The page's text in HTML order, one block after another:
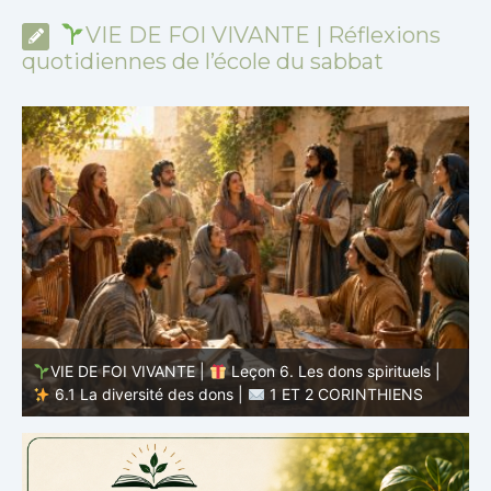
VIE DE FOI VIVANTE | Réflexions
quotidiennes de l’école du sabbat
VIE DE FOI VIVANTE |
Leçon 5 : Tout pour la gloire de
Dieu |
5.6 Résumé | 1 ET 2 CORINTHIENS